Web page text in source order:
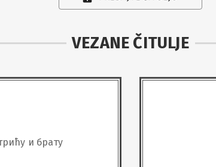
VEZANE ČITULJE
и брату